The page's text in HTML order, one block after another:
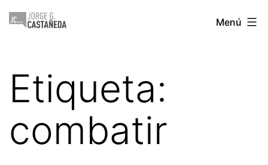
Saltar
Jorge
Menú
Etiqueta:
combatir